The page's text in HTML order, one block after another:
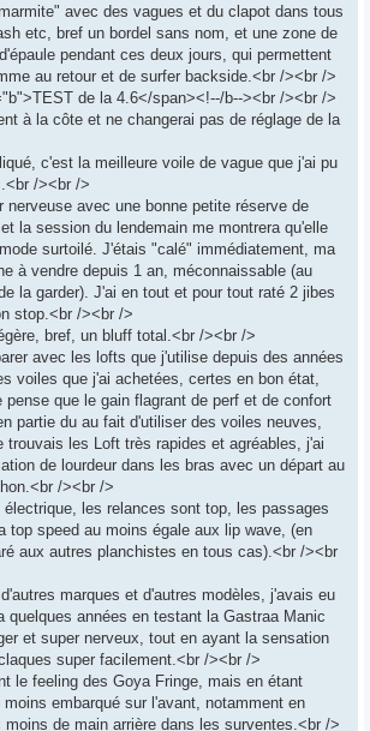
avec des vagues et du clapot dans tous
etc, bref un bordel sans nom, et une zone de
pendant ces deux jours, qui permettent
au retour et de surfer backside.<br /><br />
de la 4.6</span><!--/b--><br /><br />
à la côte et ne changerai pas de réglage de la
c'est la meilleure voile de vague que j'ai pu
/><br />
nerveuse avec une bonne petite réserve de
la session du lendemain me montrera qu'elle
surtoilé. J'étais "calé" immédiatement, ma
à vendre depuis 1 an, méconnaissable (au
la garder). J'ai en tout et pour tout raté 2 jibes
stop.<br /><br />
bref, un bluff total.<br /><br />
avec les lofts que j'utilise depuis des années
voiles que j'ai achetées, certes en bon état,
pense que le gain flagrant de perf et de confort
partie du au fait d'utiliser des voiles neuves,
trouvais les Loft très rapides et agréables, j'ai
de lourdeur dans les bras avec un départ au
/><br />
les relances sont top, les passages
top speed au moins égale aux lip wave, (en
aux autres planchistes en tous cas).<br /><br
marques et d'autres modèles, j'avais eu
quelques années en testant la Gastraa Manic
et super nerveux, tout en ayant la sensation
super facilement.<br /><br />
le feeling des Goya Fringe, mais en étant
embarqué sur l'avant, notamment en
de main arrière dans les surventes.<br />